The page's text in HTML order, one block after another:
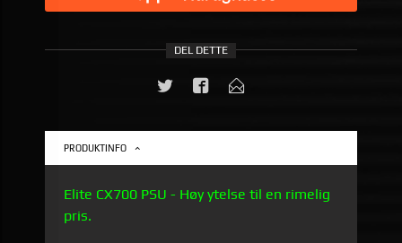
DEL DETTE
PRODUKTINFO
Elite CX700 PSU - Høy ytelse til en rimelig
pris.